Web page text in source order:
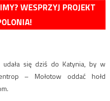
WESPRZYJ PROJEKT
udała się dziś do Katynia, by w
– Mołotow oddać hołd